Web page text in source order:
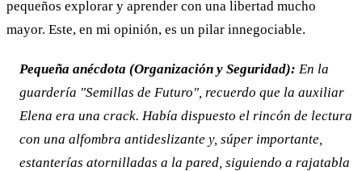
pequeños explorar y aprender con una libertad mucho
mayor. Este, en mi opinión, es un pilar innegociable.
Pequeña anécdota (Organización y Seguridad): En la
guardería "Semillas de Futuro", recuerdo que la auxiliar
Elena era una crack. Había dispuesto el rincón de lectura
con una alfombra antideslizante y, súper importante,
estanterías atornilladas a la pared, siguiendo a rajatabla